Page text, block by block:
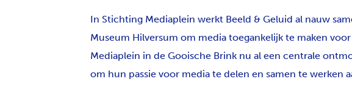
In Stichting Mediaplein werkt Beeld & Geluid al nauw
Museum Hilversum om media toegankelijk te maken
Mediaplein in de Gooische Brink nu al een centrale
om hun passie voor media te delen en samen te werken